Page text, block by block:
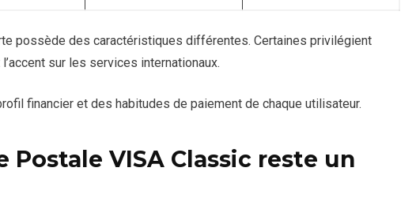
possède des caractéristiques différentes. Certaines privilégient
sur les services internationaux.
financier et des habitudes de paiement de chaque utilisateur.
Postale VISA Classic reste un